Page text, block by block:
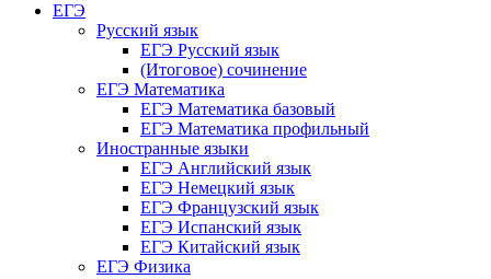
ЕГЭ
Русский язык
ЕГЭ Русский язык
(Итоговое) сочинение
ЕГЭ Математика
ЕГЭ Математика базовый
ЕГЭ Математика профильный
Иностранные языки
ЕГЭ Английский язык
ЕГЭ Немецкий язык
ЕГЭ Французский язык
ЕГЭ Испанский язык
ЕГЭ Китайский язык
ЕГЭ Физика